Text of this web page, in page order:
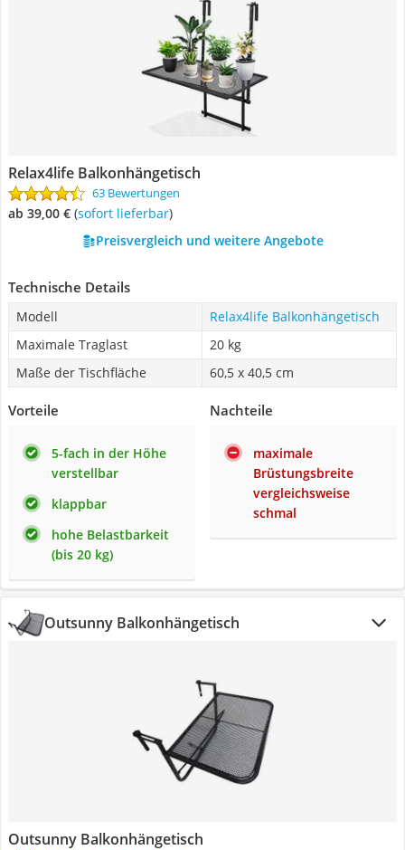
Relax4life Balkonhängetisch
63 Bewertungen
ab 39,00 € ( Sofort lieferbar)
Preisvergleich und weitere Angebote
Technische Details
Modell
Relax4life Balkonhängetisch
Maximale Traglast
20 kg
Maße der Tischfläche
60,5 x 40,5 cm
Vorteile
5-fach in der Höhe
verstellbar
klappbar
hohe Belastbarkeit
(bis 20 kg)
Nachteile
maximale
Brüstungsbreite
vergleichsweise
schmal
Outsunny Balkonhängetisch
Outsunny Balkonhängetisch